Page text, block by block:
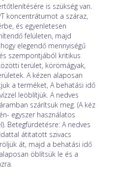
is szükség van.
koncentrátumot a száraz,
és egyenletesen
felületen, majd
elegendő mennyiségű
szempontjából kritikus
terület, körömágyak,
A kézen alaposan
a terméket, A behatási idő
leöblítjük. A nedves
szárítsuk meg. (A kéz
egyszer használatos
Betegfürdetésre: A nedves
átitatott szivacs
át, majd a behatási idő
öblítsük le és a